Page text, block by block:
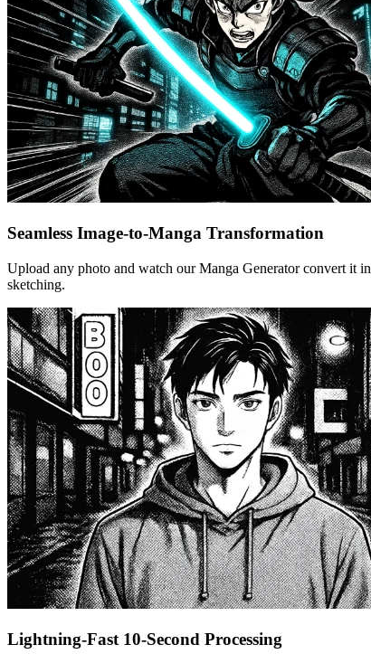
Seamless Image-to-Manga Transformation
Upload any photo and watch our Manga Generator convert it
sketching.
Lightning-Fast 10-Second Processing